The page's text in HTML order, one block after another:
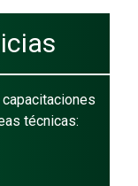
técnicas: